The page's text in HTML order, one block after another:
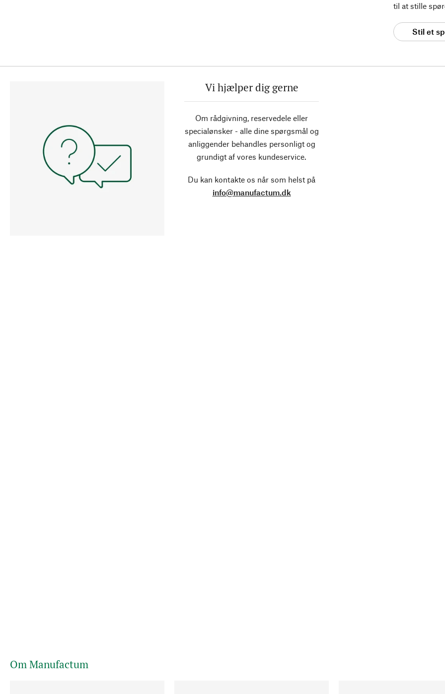
til at stille
Stil et
Vi hjælper dig gerne
Om rådgivning, reservedele eller
specialønsker - alle dine spørgsmål og
anliggender behandles personligt og
grundigt af vores kundeservice.
Du kan kontakte os når som helst på
info@manufactum.dk
Om Manufactum